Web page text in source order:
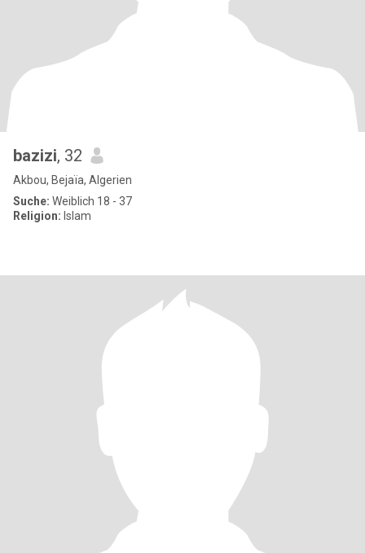
bazizi, 32
Akbou, Bejaïa, Algerien
Suche: Weiblich 18 - 37
Religion: Islam